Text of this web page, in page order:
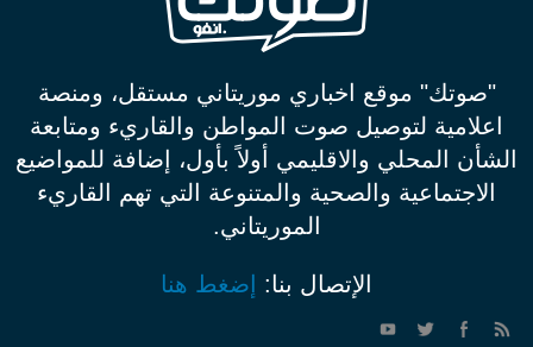
"صوتك" موقع اخباري موريتاني مستقل، ومنصة
اعلامية لتوصيل صوت المواطن والقاريء ومتابعة
الشأن المحلي والاقليمي أولاً بأول، إضافة للمواضيع
الاجتماعية والصحية والمتنوعة التي تهم القاريء
الموريتاني.
الإتصال بنا: إضغط هنا